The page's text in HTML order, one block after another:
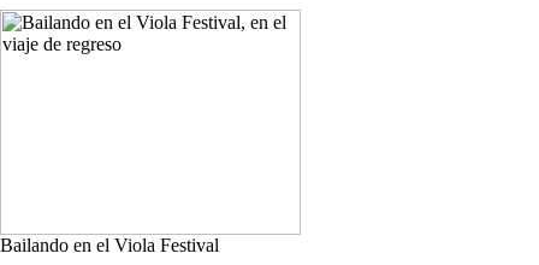
Bailando en el Viola Festival